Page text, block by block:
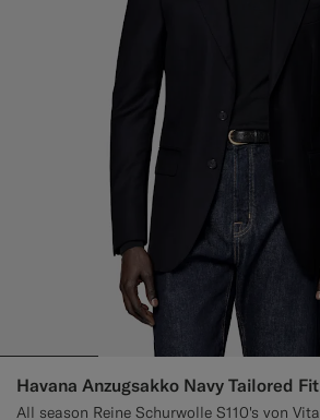
Havana Anzugsakko Navy Tailored Fit